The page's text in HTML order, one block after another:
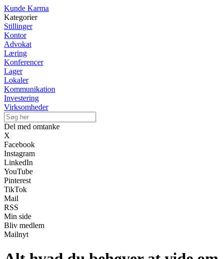
Kunde Karma
Kategorier
Stillinger
Kontor
Advokat
Læring
Konferencer
Lager
Lokaler
Kommunikation
Investering
Virksomheder
Del med omtanke
X
Facebook
Instagram
LinkedIn
YouTube
Pinterest
TikTok
Mail
RSS
Min side
Bliv medlem
Mailnyt